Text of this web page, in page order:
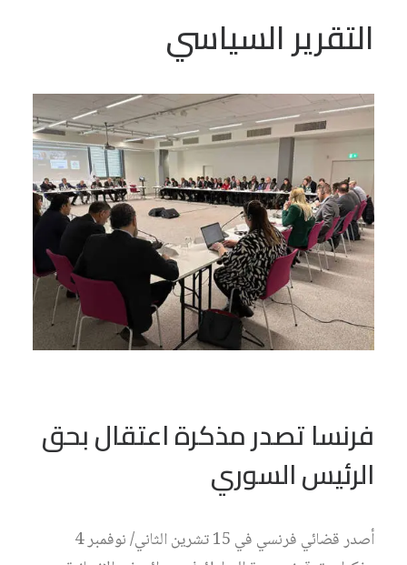
التقرير السياسي
فرنسا تصدر مذكرة اعتقال بحق
الرئيس السوري
أصدر قضائي فرنسي في 15 تشرين الثاني/ نوفمبر 4